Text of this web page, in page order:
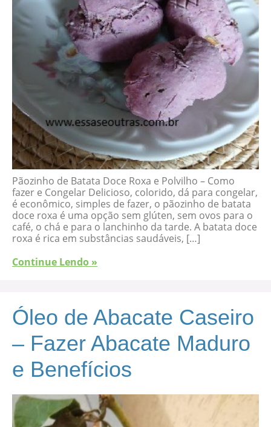
Pãozinho de Batata Doce Roxa e Polvilho – Como
fazer e Congelar Delicioso, colorido, dá para congelar,
é econômico, simples de fazer, o pãozinho de batata
doce roxa é uma opção sem glúten, sem ovos para o
café, o chá e para o lanchinho da tarde. A batata doce
roxa é rica em substâncias saudáveis, […]
Continue Lendo »
Óleo de Abacate Caseiro
– Fazer Abacate Maduro
e Benefícios